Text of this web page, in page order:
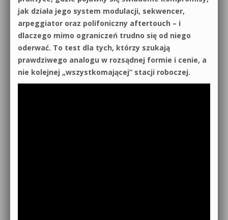
jak działa jego system modulacji, sekwencer,
arpeggiator oraz polifoniczny aftertouch – i
dlaczego mimo ograniczeń trudno się od niego
oderwać. To test dla tych, którzy szukają
prawdziwego analogu w rozsądnej formie i cenie, a
nie kolejnej „wszystkomającej” stacji roboczej.